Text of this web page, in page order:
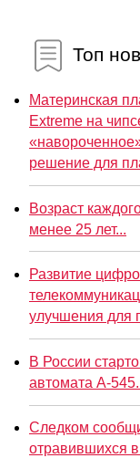
Топ
Материнская
Extreme на
решение для
Возраст
менее 25 лет...
Развитие
улучшения для
В России
автомата А-
Следком
отравившихся